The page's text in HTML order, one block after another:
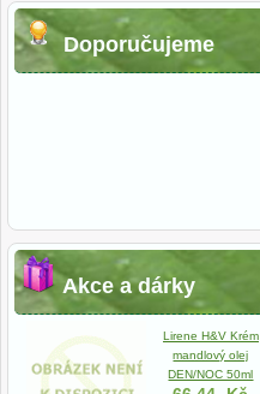
Doporučujeme
Akce a dárky
Lirene H&V Krém
mandlový olej
DEN/NOC 50ml